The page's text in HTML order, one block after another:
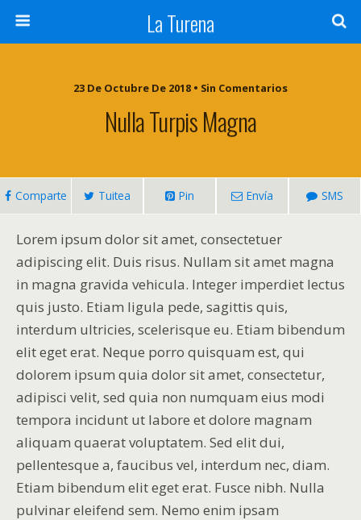
La Turena
23 De Octubre De 2018 • Sin Comentarios
Nulla Turpis Magna
Comparte Tuitea Pin Envía SMS
Lorem ipsum dolor sit amet, consectetuer
adipiscing elit. Duis risus. Nullam sit amet magna
in magna gravida vehicula. Integer imperdiet lectus
quis justo. Etiam ligula pede, sagittis quis,
interdum ultricies, scelerisque eu. Etiam bibendum
elit eget erat. Neque porro quisquam est, qui
dolorem ipsum quia dolor sit amet, consectetur,
adipisci velit, sed quia non numquam eius modi
tempora incidunt ut labore et dolore magnam
aliquam quaerat voluptatem. Sed elit dui,
pellentesque a, faucibus vel, interdum nec, diam.
Etiam bibendum elit eget erat. Fusce nibh. Nulla
pulvinar eleifend sem. Nemo enim ipsam